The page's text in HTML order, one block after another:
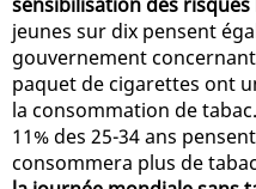
jeunes sur dix pensent
gouvernement
paquet de cigarettes ont
la consommation de
11% des 25-34 ans
consommera plus de